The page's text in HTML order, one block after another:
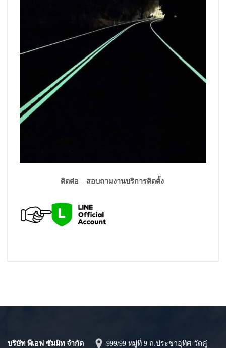
ติดต่อ – สอบถามงานบริการติดตั้ง
บริษัท พีเอฟ ซัมมิท จำกัด
999/99 หมู่ที่ 9 ถ.ประชาอุทิศ-วัดคู่